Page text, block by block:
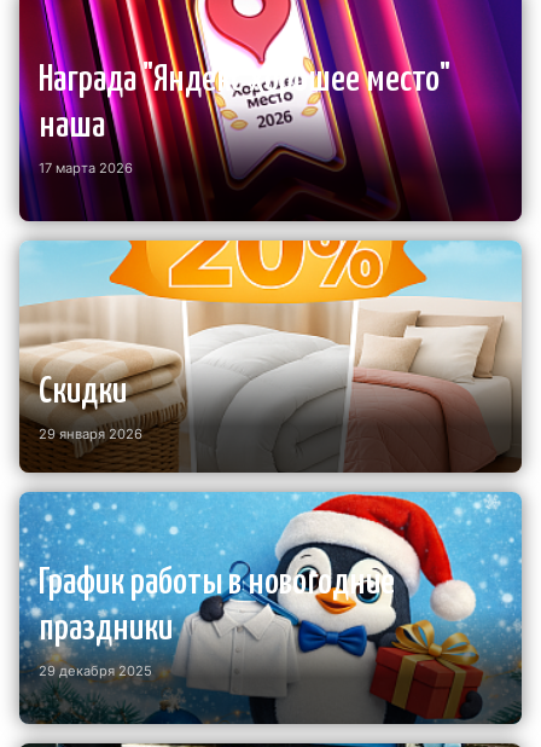
Награда "Яндекс хорошее место"
наша
17 марта 2026
Скидки
29 января 2026
График работы в новогодние
праздники
29 декабря 2025